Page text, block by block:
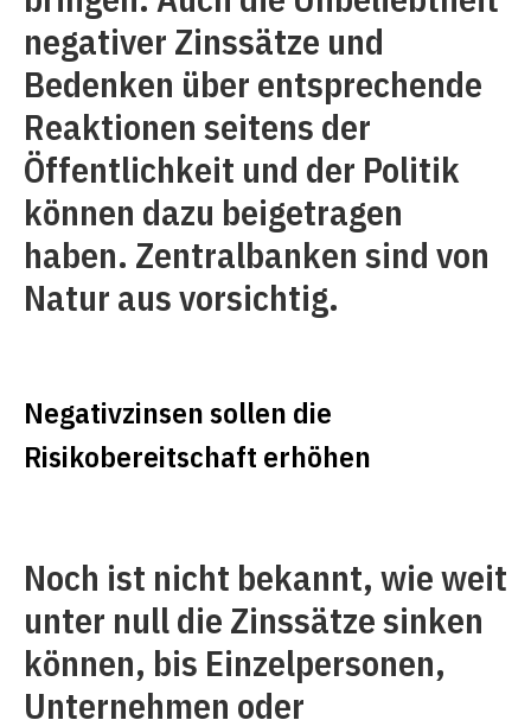
negativer Zinssätze und
Bedenken über entsprechende
Reaktionen seitens der
Öffentlichkeit und der Politik
können dazu beigetragen
haben. Zentralbanken sind von
Natur aus vorsichtig.
Negativzinsen sollen die
Risikobereitschaft erhöhen
Noch ist nicht bekannt, wie weit
unter null die Zinssätze sinken
können, bis Einzelpersonen,
Unternehmen oder